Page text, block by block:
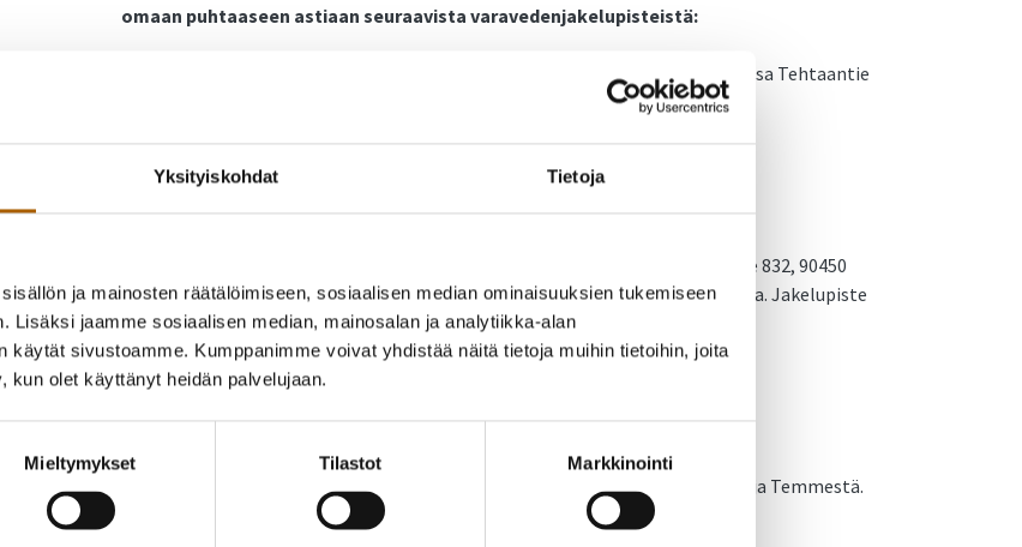
Yksityiskohdat Tietoja
ja mainosten räätälöimiseen, sosiaalisen median ominaisuuksien tukemiseen
Lisäksi jaamme sosiaalisen median, mainosalan ja analytiikka-alan
käytät sivustoamme. Kumppanimme voivat yhdistää näitä tietoja muihin tietoihin, joita
kun olet käyttänyt heidän palvelujaan.
Mieltymykset Tilastot Markkinointi
omaan puhtaaseen astiaan seuraavista varavedenjakelupisteistä:
Vedenjakelupiste Tyrnävän Vesihuolto Oy:n toimiston piha-alueella osoitteessa Tehtaantie
keskiviikkona 17.6. klo 9.00-21.00
torstaina 18.6. klo 7.00-16.00
Kempeleen Vesihuolto Oy:n vedenjakelupiste on osoitteessa Ketolanperäntie 832, 90450
Kempele (sininen rakennus). Kulku on pienemmästä avoinna olevasta portista. Jakelupiste
on avoinna:
tiistaina 16.6. klo 7.00 – 24.00
Keittokehotus koskee koko Tyrnävän aluetta lukuun ottamatta Juurussuota ja Temmestä.
Kartta keittokehotusalueesta on liitteenä.